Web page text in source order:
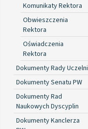
Komunikaty Rektora
Obwieszczenia
Rektora
Oświadczenia
Rektora
Dokumenty Rady Uczelni
Dokumenty Senatu PW
Dokumenty Rad
Naukowych Dyscyplin
Dokumenty Kanclerza